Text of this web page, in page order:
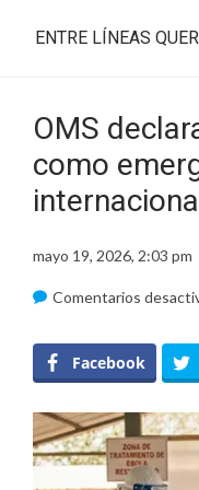
ENTRE LÍNEAS
OMS
como
mayo 19, 2026, 2:03 pm
Comentarios
Facebook